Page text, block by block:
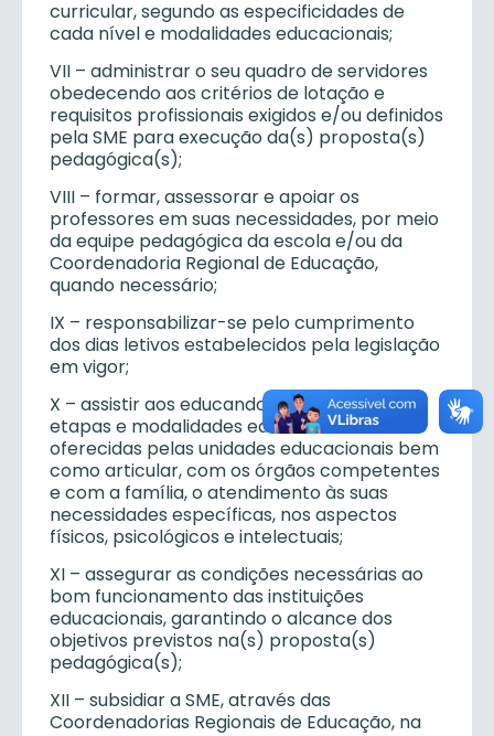
curricular, segundo as especificidades de
cada nível e modalidades educacionais;
VII – administrar o seu quadro de servidores
obedecendo aos critérios de lotação e
requisitos profissionais exigidos e/ou definidos
pela SME para execução da(s) proposta(s)
pedagógica(s);
VIII – formar, assessorar e apoiar os
professores em suas necessidades, por meio
da equipe pedagógica da escola e/ou da
Coordenadoria Regional de Educação,
quando necessário;
IX – responsabilizar-se pelo cumprimento
dos dias letivos estabelecidos pela legislação
em vigor;
X – assistir aos educandos, nas diversas
etapas e modalidades educacionais
oferecidas pelas unidades educacionais bem
como articular, com os órgãos competentes
e com a família, o atendimento às suas
necessidades específicas, nos aspectos
físicos, psicológicos e intelectuais;
XI – assegurar as condições necessárias ao
bom funcionamento das instituições
educacionais, garantindo o alcance dos
objetivos previstos na(s) proposta(s)
pedagógica(s);
XII – subsidiar a SME, através das
Coordenadorias Regionais de Educação, na